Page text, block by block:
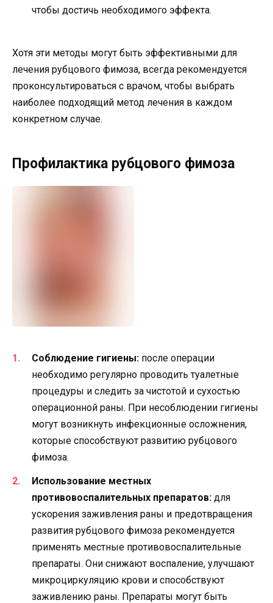
чтобы достичь необходимого эффекта.
Хотя эти методы могут быть эффективными для
лечения рубцового фимоза, всегда рекомендуется
проконсультироваться с врачом, чтобы выбрать
наиболее подходящий метод лечения в каждом
конкретном случае.
Профилактика рубцового фимоза
Соблюдение гигиены: после операции
необходимо регулярно проводить туалетные
процедуры и следить за чистотой и сухостью
операционной раны. При несоблюдении гигиены
могут возникнуть инфекционные осложнения,
которые способствуют развитию рубцового
фимоза.
Использование местных
противовоспалительных препаратов: для
ускорения заживления раны и предотвращения
развития рубцового фимоза рекомендуется
применять местные противовоспалительные
препараты. Они снижают воспаление, улучшают
микроциркуляцию крови и способствуют
заживлению раны. Препараты могут быть